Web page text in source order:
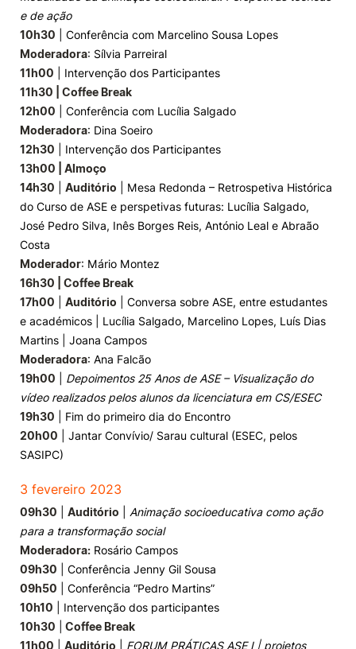
e de ação
10h30 | Conferência com Marcelino Sousa Lopes
Moderadora: Sílvia Parreiral
11h00 | Intervenção dos Participantes
11h30 | Coffee Break
12h00 | Conferência com Lucília Salgado
Moderadora: Dina Soeiro
12h30 | Intervenção dos Participantes
13h00 | Almoço
14h30
Auditório | Mesa Redonda – Retrospetiva Histórica
do Curso de ASE e perspetivas futuras: Lucília Salgado,
José Pedro Silva, Inês Borges Reis, António Leal e Abraão
Costa
Moderador: Mário Montez
16h30 | Coffee Break
17h00
Auditório | Conversa sobre ASE, entre estudantes
e académicos | Lucília Salgado, Marcelino Lopes, Luís Dias
Martins | Joana Campos
Moderadora: Ana Falcão
19h00
Depoimentos 25 Anos de ASE – Visualização do
vídeo realizados pelos alunos da licenciatura em CS/ESEC
19h30 | Fim do primeiro dia do Encontro
20h00 | Jantar Convívio/ Sarau cultural (ESEC, pelos
SASIPC)
3 fevereiro 2023
09h30 Auditório
Animação socioeducativa como ação
para a transformação social
Moderadora: Rosário Campos
09h30 | Conferência Jenny Gil Sousa
09h50 | Conferência “Pedro Martins”
10h10 | Intervenção dos participantes
10h30
Coffee Break
11h00
Auditório
FORUM PRÁTICAS ASE I | projetos